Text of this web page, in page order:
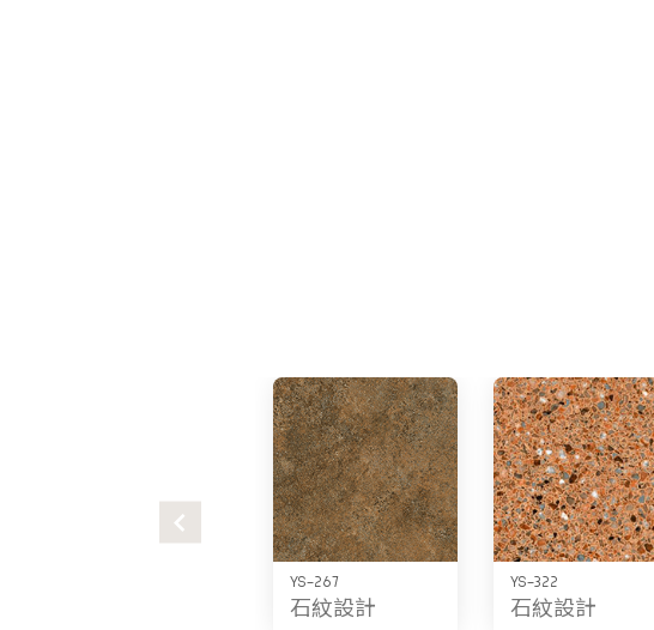
YS-267
石紋設計
YS-322
石紋設計